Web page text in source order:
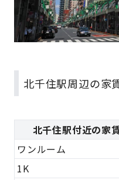
北千住駅周辺の家
北千住駅付近の家
ワンルーム
1K